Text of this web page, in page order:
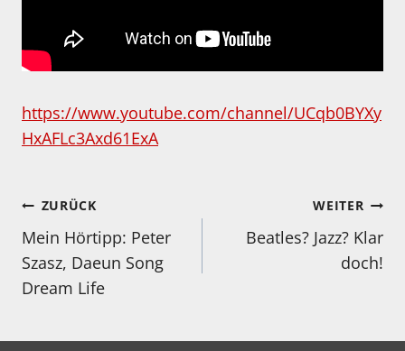
https://www.youtube.com/channel/UCqb0BYXy
HxAFLc3Axd61ExA
Beitragsnavigation
ZURÜCK
Mein Hörtipp: Peter
Szasz, Daeun Song
Dream Life
WEITER
Beatles? Jazz? Klar
doch!